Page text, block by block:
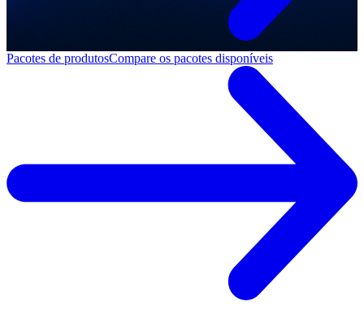
Pacotes de produtosCompare os pacotes disponíveis